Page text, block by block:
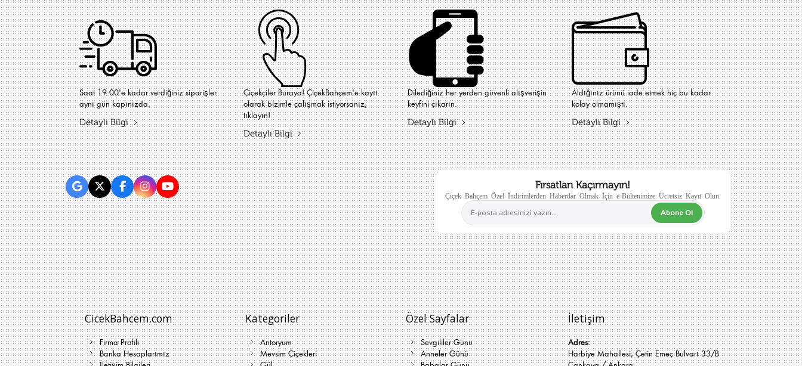
Saat 19:00'e kadar verdiğiniz siparişler
aynı gün kapınızda.
Detaylı Bilgi
Çiçekçiler Buraya! ÇiçekBahçem'e kayıt
olarak bizimle çalışmak istiyorsanız,
tıklayın!
Detaylı Bilgi
Dilediğiniz her yerden güvenli alışverişin
keyfini çıkarın.
Detaylı Bilgi
Aldığınız ürünü iade etmek hiç bu kadar
kolay olmamıştı.
Detaylı Bilgi
Fırsatları Kaçırmayın!
Çiçek Bahçem Özel İndirimlerden Haberdar Olmak İçin e-Bültenimize Ücretsiz Kayıt Olun.
Abone Ol
CicekBahcem.com
Firma Profili
Banka Hesaplarımız
Kategoriler
Antoryum
Mevsim Çiçekleri
Özel Sayfalar
Sevgililer Günü
Anneler Günü
İletişim
Adres:
Harbiye Mahallesi, Çetin Emeç Bulvarı 33/B